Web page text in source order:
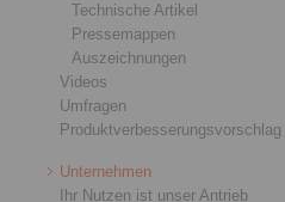
Technische Artikel
Pressemappen
Auszeichnungen
Videos
Umfragen
Produktverbesserungsvorschlag
Unternehmen
Ihr Nutzen ist unser Antrieb